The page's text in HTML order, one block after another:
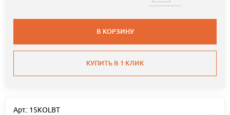
В КОРЗИНУ
КУПИТЬ В 1 КЛИК
Арт.: 15KOLBT